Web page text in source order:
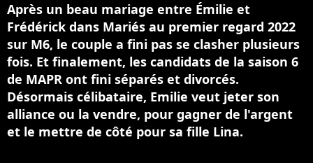
Après un beau mariage entre Émilie et
Frédérick dans Mariés au premier regard 2022
sur M6, le couple a fini pas se clasher plusieurs
fois. Et finalement, les candidats de la saison 6
de MAPR ont fini séparés et divorcés.
Désormais célibataire, Emilie veut jeter son
alliance ou la vendre, pour gagner de l'argent
et le mettre de côté pour sa fille Lina.